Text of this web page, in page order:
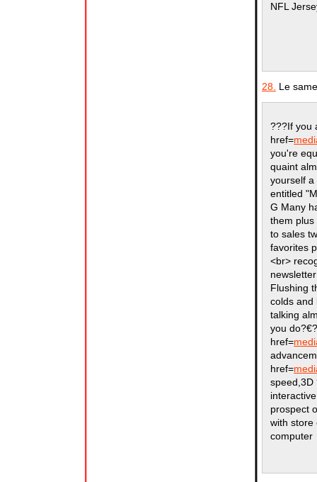
NFL
28. Le
???If you
href=
you're
quaint
yourself
entitled
G Many
them plus
to sales
favorites
<br>
Flushing
colds and
talking
you
href=
href=
speed,3D
prospect
with store
computer